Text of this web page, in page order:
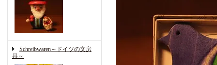
Schreibwaren～ドイツの文房
具～